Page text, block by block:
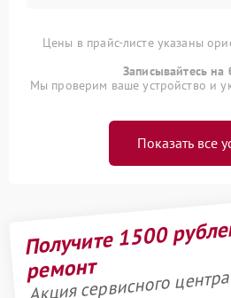
Цены в прайс-листе указаны
Записывайтесь на
Мы проверим ваше устройство и
Показать все
Получите 1500
ремонт
Акция сервисного центра